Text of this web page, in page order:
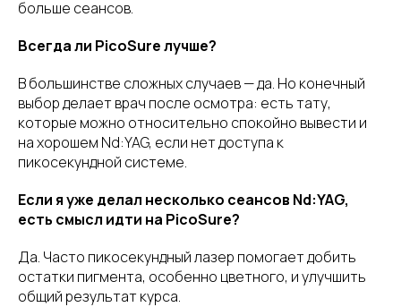
больше сеансов.
Всегда ли PicoSure лучше?
В большинстве сложных случаев — да. Но конечный
выбор делает врач после осмотра: есть тату,
которые можно относительно спокойно вывести и
на хорошем Nd:YAG, если нет доступа к
пикосекундной системе.
Если я уже делал несколько сеансов Nd:YAG,
есть смысл идти на PicoSure?
Да. Часто пикосекундный лазер помогает добить
остатки пигмента, особенно цветного, и улучшить
общий результат курса.